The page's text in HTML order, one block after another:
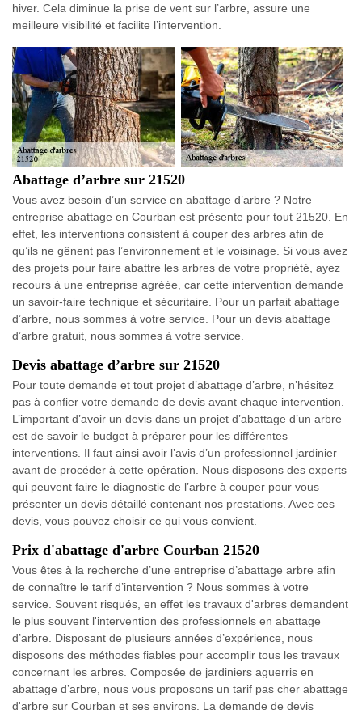
hiver. Cela diminue la prise de vent sur l’arbre, assure une
meilleure visibilité et facilite l’intervention.
Abattage d’arbre sur 21520
Vous avez besoin d’un service en abattage d’arbre ? Notre
entreprise abattage en Courban est présente pour tout 21520. En
effet, les interventions consistent à couper des arbres afin de
qu’ils ne gênent pas l’environnement et le voisinage. Si vous avez
des projets pour faire abattre les arbres de votre propriété, ayez
recours à une entreprise agréée, car cette intervention demande
un savoir-faire technique et sécuritaire. Pour un parfait abattage
d’arbre, nous sommes à votre service. Pour un devis abattage
d’arbre gratuit, nous sommes à votre service.
Devis abattage d’arbre sur 21520
Pour toute demande et tout projet d’abattage d’arbre, n’hésitez
pas à confier votre demande de devis avant chaque intervention.
L’important d’avoir un devis dans un projet d’abattage d’un arbre
est de savoir le budget à préparer pour les différentes
interventions. Il faut ainsi avoir l’avis d’un professionnel jardinier
avant de procéder à cette opération. Nous disposons des experts
qui peuvent faire le diagnostic de l’arbre à couper pour vous
présenter un devis détaillé contenant nos prestations. Avec ces
devis, vous pouvez choisir ce qui vous convient.
Prix d'abattage d'arbre Courban 21520
Vous êtes à la recherche d’une entreprise d’abattage arbre afin
de connaître le tarif d’intervention ? Nous sommes à votre
service. Souvent risqués, en effet les travaux d'arbres demandent
le plus souvent l'intervention des professionnels en abattage
d’arbre. Disposant de plusieurs années d’expérience, nous
disposons des méthodes fiables pour accomplir tous les travaux
concernant les arbres. Composée de jardiniers aguerris en
abattage d’arbre, nous vous proposons un tarif pas cher abattage
d'arbre sur Courban et ses environs. La demande de devis